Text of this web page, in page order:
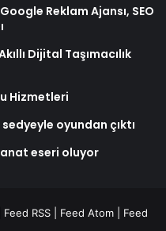
Reklam Ajansı, SEO
Dijital Taşımacılık
Hizmetleri
oyundan çıktı
eseri oluyor
Feed RSS Feed Atom
Feed